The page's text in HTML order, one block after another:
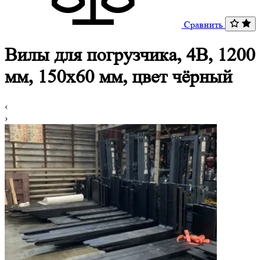
Сравнить
Вилы для погрузчика, 4B, 1200
мм, 150x60 мм, цвет чёрный
‹
›